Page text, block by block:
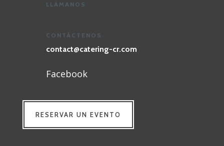
LLÁMANOS
CONTÁCTENOS
contact@catering-cr.com
Facebook
RESERVAR UN EVENTO